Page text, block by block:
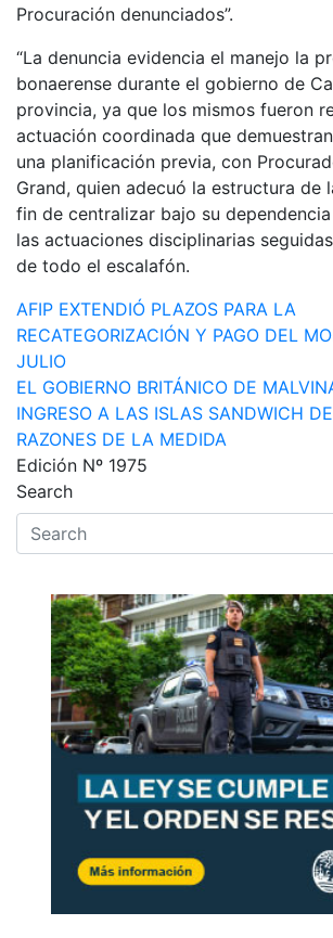
Procuración denunciados”.
“La denuncia evidencia el manejo la
bonaerense durante el gobierno de
provincia, ya que los mismos fueron
actuación coordinada que
una planificación previa, con
Grand, quien adecuó la estructura de
fin de centralizar bajo su
las actuaciones disciplinarias
de todo el escalafón.
Navegación
de
entradas
AFIP EXTENDIÓ PLAZOS PARA LA
RECATEGORIZACIÓN Y PAGO DEL
JULIO
EL GOBIERNO BRITÁNICO DE
INGRESO A LAS ISLAS SANDWICH
RAZONES DE LA MEDIDA
Edición Nº 1975
Search